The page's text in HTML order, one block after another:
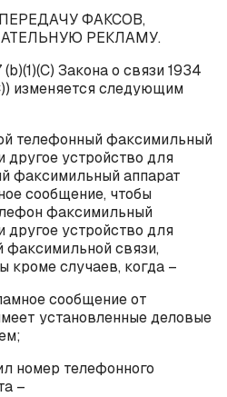
ФАКСОВ,
РЕКЛАМУ.
(b)(1)(C) Закона о связи 1934
изменяется следующим
телефонный факсимильный
другое устройство для
факсимильный аппарат
сообщение, чтобы
факсимильный
другое устройство для
факсимильной связи,
кроме случаев, когда –
сообщение от
установленные деловые
номер телефонного
–